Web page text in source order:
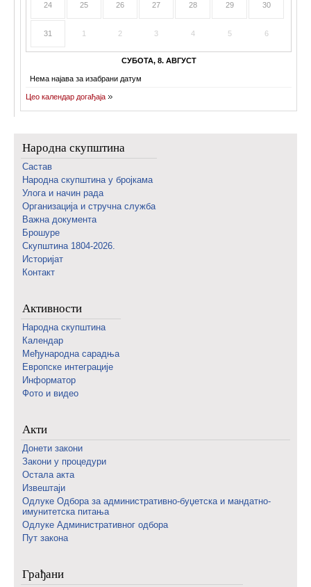
24 25 26 27 28 29 30
31 1 2 3 4 5 6
СУБОТА, 8. АВГУСТ
Нема најава за изабрани датум
Цео календар догађаја
Народна скупштина
Састав
Народна скупштина у бројкама
Улога и начин рада
Организација и стручна служба
Важна документа
Брошуре
Скупштина 1804-2026.
Историјат
Контакт
Активности
Народна скупштина
Календар
Међународна сарадња
Европске интеграције
Информатор
Фото и видео
Акти
Донети закони
Закони у процедури
Остала акта
Извештаји
Одлуке Одбора за административно-буџетска и мандатно-
имунитетска питања
Одлуке Административног одбора
Пут закона
Грађани